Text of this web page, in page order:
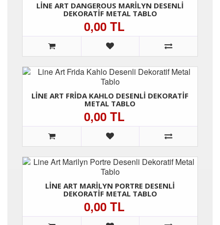
LINE ART DANGEROUS MARILYN DESENLI
DEKORATIF METAL TABLO
0,00 TL
LINE ART FRIDA KAHLO DESENLI DEKORATIF
METAL TABLO
0,00 TL
LINE ART MARILYN PORTRE DESENLI
DEKORATIF METAL TABLO
0,00 TL